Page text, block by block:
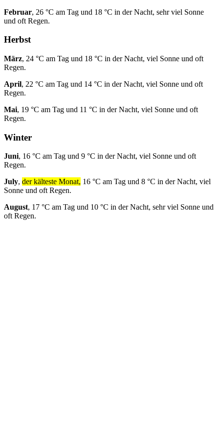
Februar, 26 °C am Tag und 18 °C in der Nacht, sehr viel Sonne
und oft Regen.
Herbst
März, 24 °C am Tag und 18 °C in der Nacht, viel Sonne und oft
Regen.
April, 22 °C am Tag und 14 °C in der Nacht, viel Sonne und oft
Regen.
Mai, 19 °C am Tag und 11 °C in der Nacht, viel Sonne und oft
Regen.
Winter
Juni, 16 °C am Tag und 9 °C in der Nacht, viel Sonne und oft
Regen.
July, der kälteste Monat, 16 °C am Tag und 8 °C in der Nacht, viel
Sonne und oft Regen.
August, 17 °C am Tag und 10 °C in der Nacht, sehr viel Sonne und
oft Regen.